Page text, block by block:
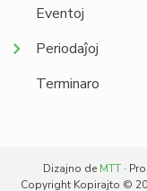
Eventoj
Periodaĵoj
Terminaro
Dizajno de MTT·
Copyright Kopirajto ©